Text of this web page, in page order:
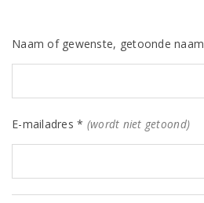
Naam of gewenste, getoonde naam
E-mailadres * (wordt niet getoond)